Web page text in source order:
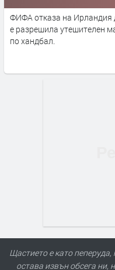
ФИФА отказа на Ирландия
е разрешила утешителен
по хандбал.
Щастието е като пеперуда,
остава извън обсега ни,